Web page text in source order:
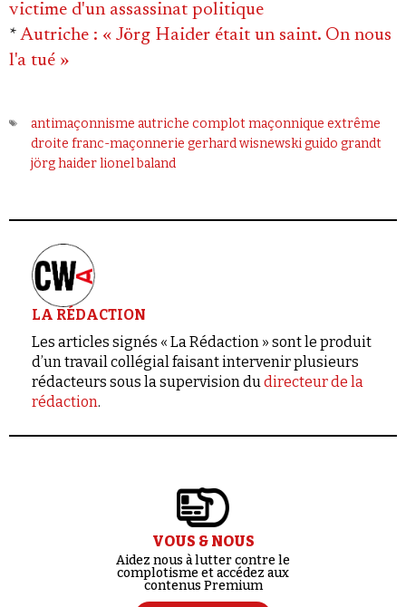
victime d'un assassinat politique
* Autriche : « Jörg Haider était un saint. On nous
l'a tué »
antimaçonnisme autriche complot maçonnique extrême
droite franc-maçonnerie gerhard wisnewskiguido grandt
jörg haiderlionel baland
LA RÉDACTION
Les articles signés « La Rédaction » sont le produit
d’un travail collégial faisant intervenir plusieurs
rédacteurs sous la supervision dudirecteur de la
rédaction.
VOUS & NOUS
Aidez nous à lutter contre le
complotisme et accédez aux
contenus Premium